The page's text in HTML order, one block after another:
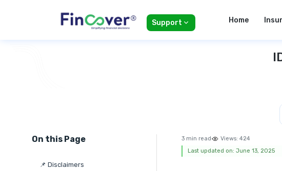
Support Home
On this Page
📌 Disclaimers
3 min read Views: 424
Last updated on: June 13, 2025